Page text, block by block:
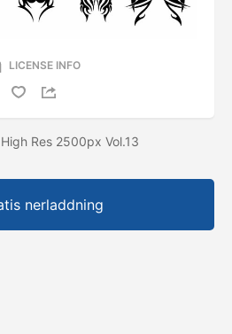
LICENSE INFO
Res 2500px Vol.13
nerladdning